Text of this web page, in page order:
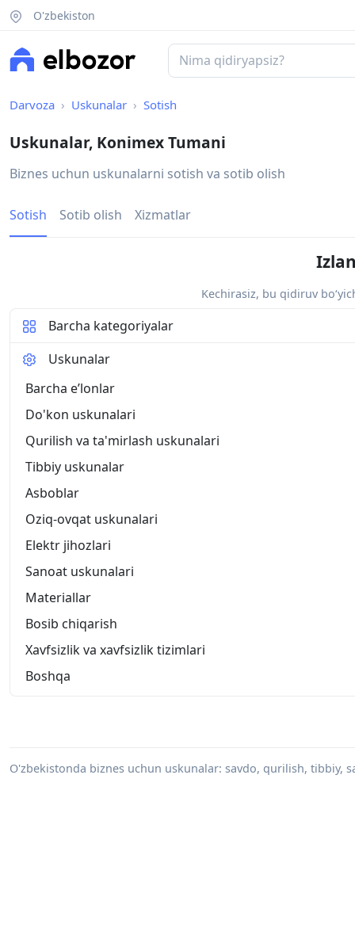
O'zbekiston
Darvoza Uskunalar Sotish
Uskunalar, Konimex Tumani
Biznes uchun uskunalarni sotish va sotib olish
Sotish Sotib olish Xizmatlar
Kechirasiz, bu qidiruv
Barcha kategoriyalar
Uskunalar
Barcha eʼlonlar
Do'kon uskunalari
Qurilish va ta'mirlash uskunalari
Tibbiy uskunalar
Asboblar
Oziq-ovqat uskunalari
Elektr jihozlari
Sanoat uskunalari
Materiallar
Bosib chiqarish
Xavfsizlik va xavfsizlik tizimlari
Boshqa
O'zbekistonda biznes uchun uskunalar: savdo, qurilish, tibbiy,